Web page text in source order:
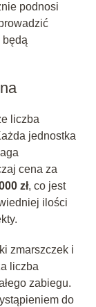
podnosi
będą
liczba
jednostka
cena za
zł, co jest
ilości
zmarszczek i
liczba
zabiegu.
do